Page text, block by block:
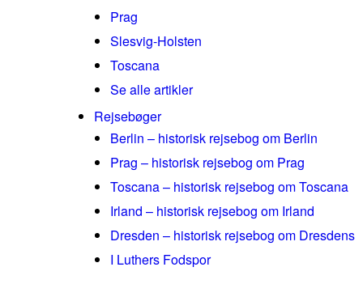
Prag
Slesvig-Holsten
Toscana
Se alle artikler
Rejsebøger
Berlin – historisk rejsebog om Berlin
Prag – historisk rejsebog om Prag
Toscana – historisk rejsebog om Toscana
Irland – historisk rejsebog om Irland
Dresden – historisk rejsebog om Dresdens
I Luthers Fodspor